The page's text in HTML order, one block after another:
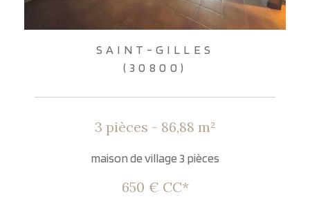
SAINT-GILLES
(30800)
3 pièces - 86,88 m²
maison de village 3 pièces
650 € CC*